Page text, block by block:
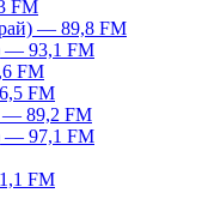
FM
— 89,8 FM
— 93,1 FM
FM
FM
— 89,2 FM
— 97,1 FM
FM